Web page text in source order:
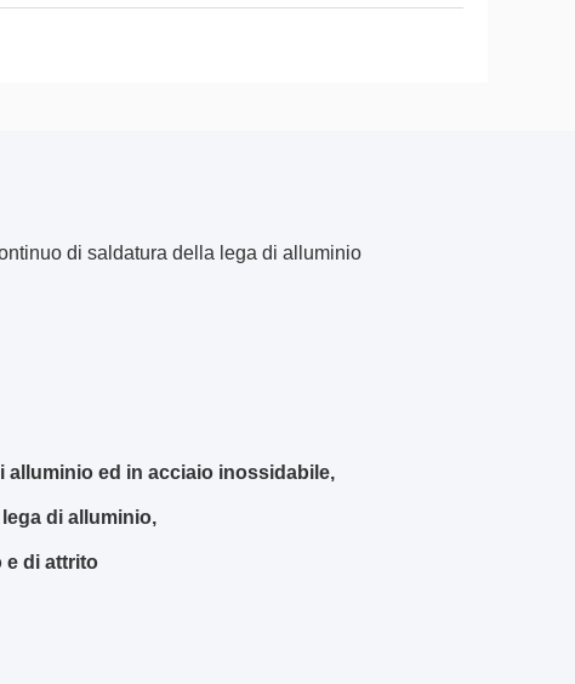
di saldatura della lega di alluminio
alluminio ed in acciaio inossidabile,
di alluminio,
e di attrito